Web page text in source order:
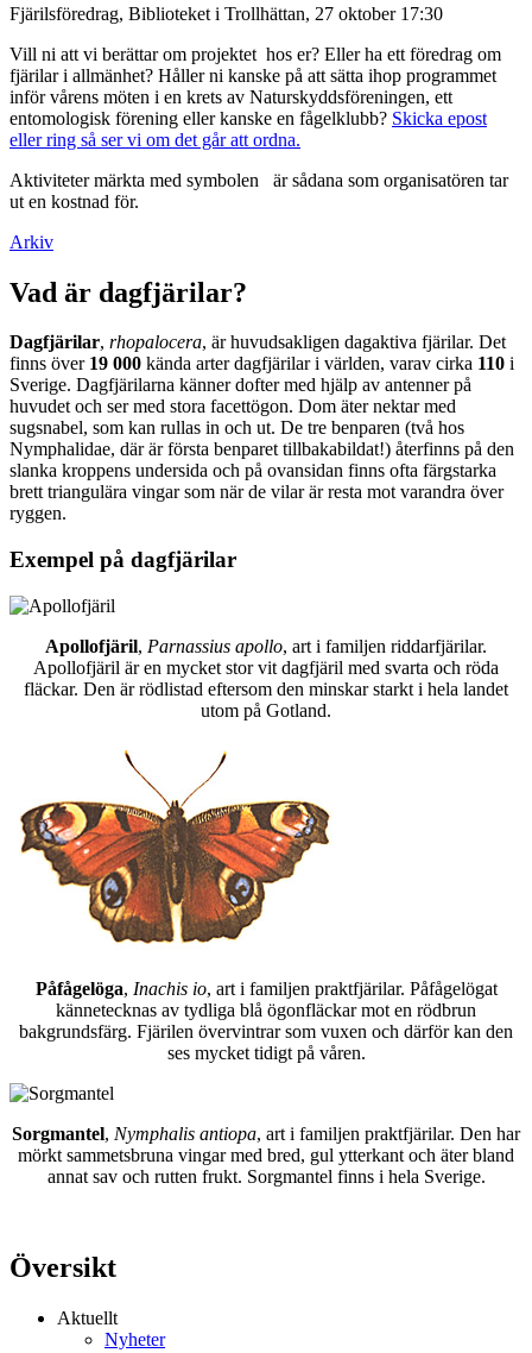
Fjärilsföredrag, Biblioteket i Trollhättan, 27 oktober 17:30
Vill ni att vi berättar om projektet hos er? Eller ha ett föredrag om
fjärilar i allmänhet? Håller ni kanske på att sätta ihop programmet
inför vårens möten i en krets av Naturskyddsföreningen, ett
entomologisk förening eller kanske en fågelklubb? Skicka epost
eller ring så ser vi om det går att ordna.
Aktiviteter märkta med symbolen
är sådana som organisatören tar
ut en kostnad för.
Arkiv
Vad är dagfjärilar?
Dagfjärilar, rhopalocera, är huvudsakligen dagaktiva fjärilar. Det
finns över 19 000 kända arter dagfjärilar i världen, varav cirka 110 i
Sverige. Dagfjärilarna känner dofter med hjälp av antenner på
huvudet och ser med stora facettögon. Dom äter nektar med
sugsnabel, som kan rullas in och ut. De tre benparen (två hos
Nymphalidae, där är första benparet tillbakabildat!) återfinns på den
slanka kroppens undersida och på ovansidan finns ofta färgstarka
brett triangulära vingar som när de vilar är resta mot varandra över
ryggen.
Exempel på dagfjärilar
Apollofjäril, Parnassius apollo, art i familjen riddarfjärilar.
Apollofjäril är en mycket stor vit dagfjäril med svarta och röda
fläckar. Den är rödlistad eftersom den minskar starkt i hela landet
utom på Gotland.
Påfågelöga, Inachis io, art i familjen praktfjärilar. Påfågelögat
kännetecknas av tydliga blå ögonfläckar mot en rödbrun
bakgrundsfärg. Fjärilen övervintrar som vuxen och därför kan den
ses mycket tidigt på våren.
Sorgmantel, Nymphalis antiopa, art i familjen praktfjärilar. Den har
mörkt sammetsbruna vingar med bred, gul ytterkant och äter bland
annat sav och rutten frukt. Sorgmantel finns i hela Sverige.
Översikt
Aktuellt
Nyheter